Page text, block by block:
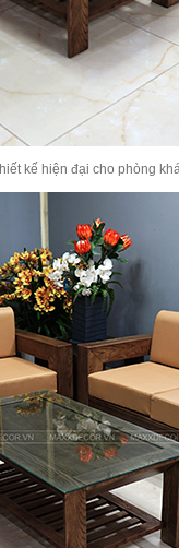
kế hiện đại cho phòng